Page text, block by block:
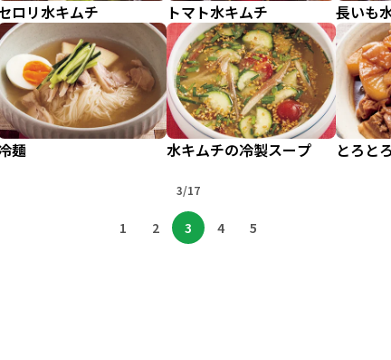
ロリ水キムチ トマト水キムチ 長いも
麺 水キムチの冷製スープ とろと
3/17
1 2 3 4 5